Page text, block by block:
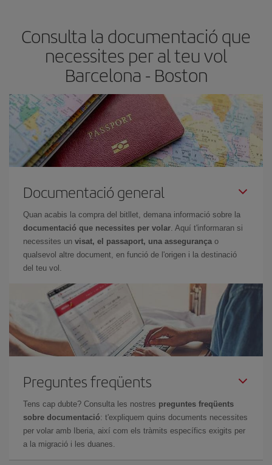
Consulta la documentació que
necessites per al teu vol
Barcelona - Boston
Documentació general
Quan acabis la compra del bitllet, demana informació sobre la
documentació que necessites per volar. Aquí t'informaran si
necessites un visat, el passaport, una assegurança o
qualsevol altre document, en funció de l'origen i la destinació
del teu vol.
Preguntes freqüents
Tens cap dubte? Consulta les nostres preguntes freqüents
sobre documentació: t'expliquem quins documents necessites
per volar amb Iberia, així com els tràmits específics exigits per
a la migració i les duanes.